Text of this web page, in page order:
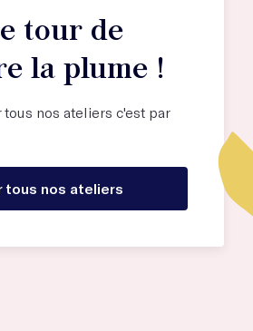
tour de
la plume !
tous nos ateliers c'est par
tous nos ateliers